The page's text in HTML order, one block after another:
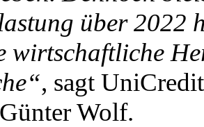
über 2022
wirtschaftliche
, sagt
Wolf.